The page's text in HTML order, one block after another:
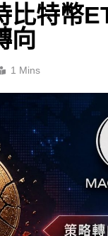
比特幣
向
1 Mins